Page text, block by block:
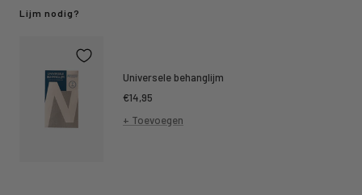
Lijm nodig?
Universele behanglijm
Kortings
prijs
€14,95
+ Toevoegen